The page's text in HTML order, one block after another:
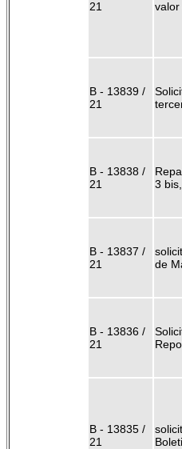
21
valor
B - 13839 /
21
B - 13838 /
21
3
B - 13837 /
21
de
B - 13836 /
21
B - 13835 /
21